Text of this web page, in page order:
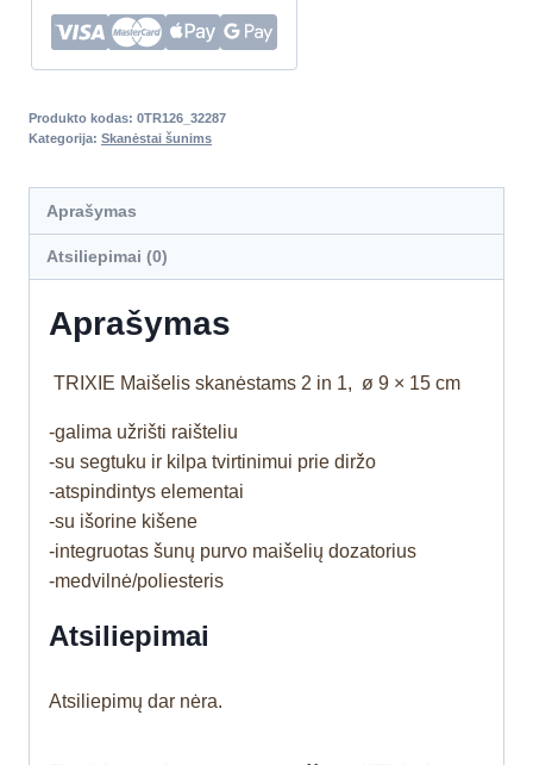
Produkto kodas: 0TR126_32287
Kategorija: Skanėstai šunims
Aprašymas
Atsiliepimai (0)
Aprašymas
TRIXIE Maišelis skanėstams 2 in 1, ø 9 × 15 cm
-galima užrišti raišteliu
-su segtuku ir kilpa tvirtinimui prie diržo
-atspindintys elementai
-su išorine kišene
-integruotas šunų purvo maišelių dozatorius
-medvilnė/poliesteris
Atsiliepimai
Atsiliepimų dar nėra.